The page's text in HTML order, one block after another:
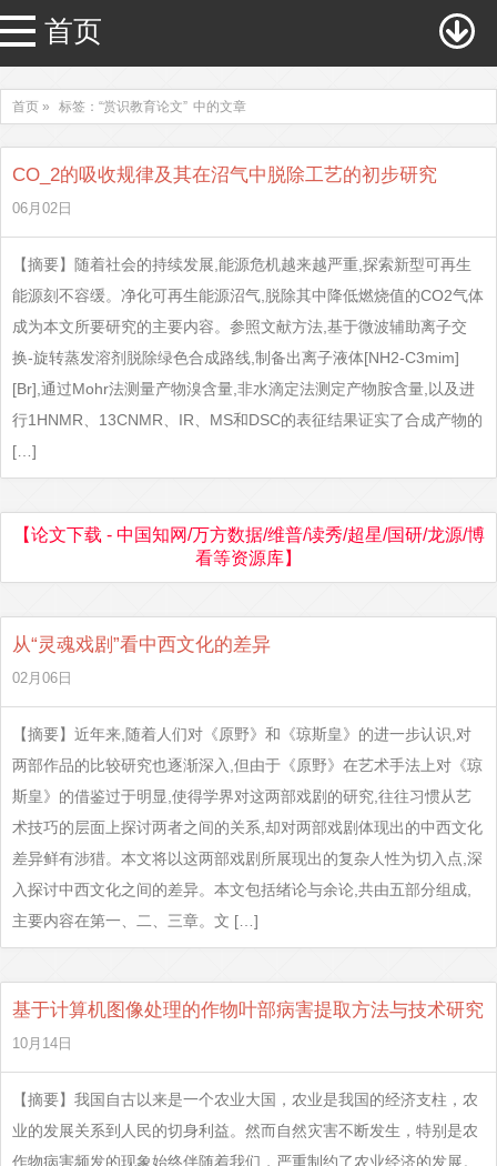
首页
首页 » 标签：“赏识教育论文” 中的文章
CO_2的吸收规律及其在沼气中脱除工艺的初步研究
06月02日
【摘要】随着社会的持续发展,能源危机越来越严重,探索新型可再生
能源刻不容缓。净化可再生能源沼气,脱除其中降低燃烧值的CO2气体
成为本文所要研究的主要内容。参照文献方法,基于微波辅助离子交
换-旋转蒸发溶剂脱除绿色合成路线,制备出离子液体[NH2-C3mim]
[Br],通过Mohr法测量产物溴含量,非水滴定法测定产物胺含量,以及进
行1HNMR、13CNMR、IR、MS和DSC的表征结果证实了合成产物的
[…]
【论文下载 - 中国知网/万方数据/维普/读秀/超星/国研/龙源/博
看等资源库】
从“灵魂戏剧”看中西文化的差异
02月06日
【摘要】近年来,随着人们对《原野》和《琼斯皇》的进一步认识,对
两部作品的比较研究也逐渐深入,但由于《原野》在艺术手法上对《琼
斯皇》的借鉴过于明显,使得学界对这两部戏剧的研究,往往习惯从艺
术技巧的层面上探讨两者之间的关系,却对两部戏剧体现出的中西文化
差异鲜有涉猎。本文将以这两部戏剧所展现出的复杂人性为切入点,深
入探讨中西文化之间的差异。本文包括绪论与余论,共由五部分组成,
主要内容在第一、二、三章。文 […]
基于计算机图像处理的作物叶部病害提取方法与技术研究
10月14日
【摘要】我国自古以来是一个农业大国，农业是我国的经济支柱，农
业的发展关系到人民的切身利益。然而自然灾害不断发生，特别是农
作物病害频发的现象始终伴随着我们，严重制约了农业经济的发展。